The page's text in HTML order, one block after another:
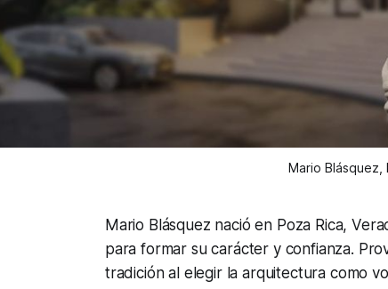
Mario Blásquez,
Mario Blásquez nació en Poza Rica,
para formar su carácter y confianza.
tradición al elegir la arquitectura como